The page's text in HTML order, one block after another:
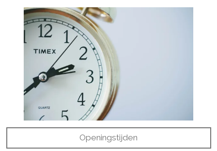
Openingstijden